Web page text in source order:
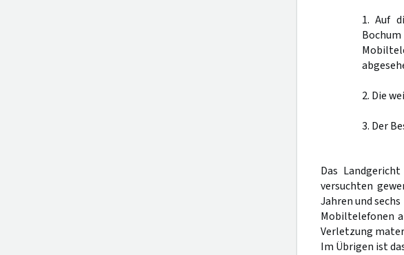
1. Auf
2. Die
3. Der
Das
versuchten
Jahren und
Mobiltelefonen
Verletzung
Im Übrigen ist